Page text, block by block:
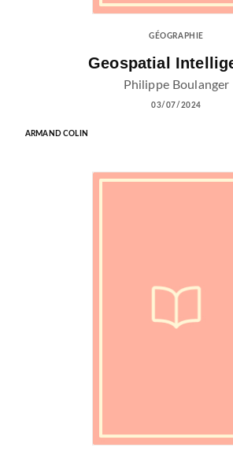
GÉOGRAPHIE
Geospatial
Philippe Boulanger
03/07/2024
ARMAND COLIN